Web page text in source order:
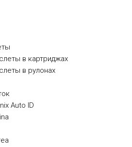
в картриджах
в рулонах
Auto ID